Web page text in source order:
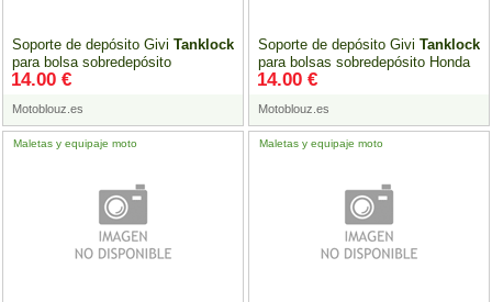
Soporte de depósito Givi Tanklock
para bolsa sobredepósito
Aprilia/Triumph
Motoblouz.es
14.00 €
Soporte de depósito Givi Tanklock
para bolsas sobredepósito Honda
Motoblouz.es
14.00 €
Maletas y equipaje moto Maletas y equipaje moto